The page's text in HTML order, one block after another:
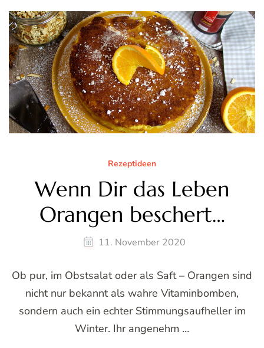
Rezeptideen
Wenn Dir das Leben
Orangen beschert…
11. November 2020
Ob pur, im Obstsalat oder als Saft – Orangen sind
nicht nur bekannt als wahre Vitaminbomben,
sondern auch ein echter Stimmungsaufheller im
Winter. Ihr angenehm …